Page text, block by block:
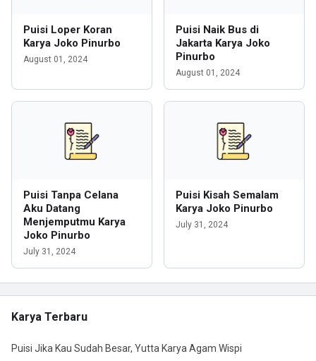
Puisi Loper Koran
Karya Joko Pinurbo
August 01, 2024
Puisi Naik Bus di
Jakarta Karya Joko
Pinurbo
August 01, 2024
Puisi Tanpa Celana
Aku Datang
Menjemputmu Karya
Joko Pinurbo
July 31, 2024
Puisi Kisah Semalam
Karya Joko Pinurbo
July 31, 2024
Karya Terbaru
Puisi Jika Kau Sudah Besar, Yutta Karya Agam Wispi